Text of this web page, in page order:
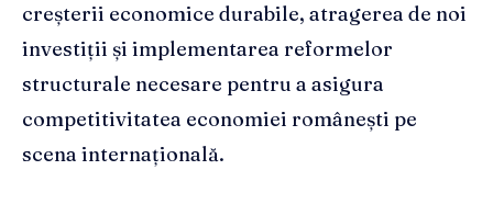
creșterii economice durabile, atragerea de noi
investiții și implementarea reformelor
structurale necesare pentru a asigura
competitivitatea economiei românești pe
scena internațională.